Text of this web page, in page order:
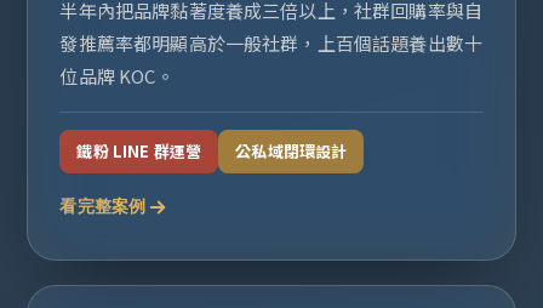
半年內把品牌黏著度養成三倍以上，社群回購率與自
發推薦率都明顯高於一般社群，上百個話題養出數十
位品牌 KOC。
鐵粉 LINE 群運營 公私域閉環設計
看完整案例